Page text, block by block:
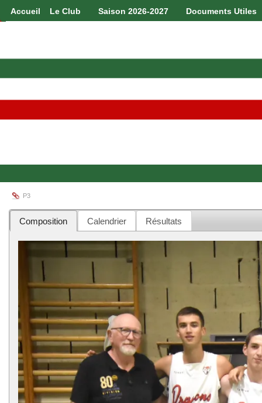
Accueil Le Club Saison 2026-2027 Documents Utiles
P3
Composition Calendrier Résultats